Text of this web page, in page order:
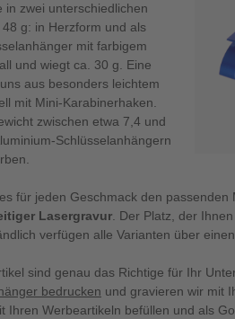
in zwei unterschiedlichen
g: in Herzform und als
mit farbigem
und wiegt ca. 30 g. Eine
aus besonders leichtem
mit Mini-Karabinerhaken.
zwischen etwa 7,4 und
Schlüsselanhängern
für jeden Geschmack den passenden
Lasergravur . Der Platz, der
verfügen alle Varianten über einen
sind genau das Richtige für Ihr
bedrucken und gravieren wir mit
Ihren Werbeartikeln befüllen und als